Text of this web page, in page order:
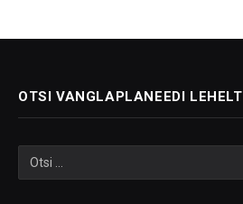
OTSI VANGLAPLANEEDI LEHELT